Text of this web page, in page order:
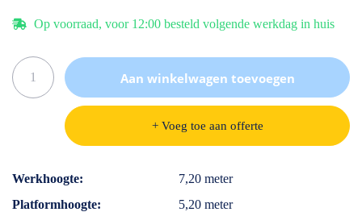
Op voorraad, voor 12:00 besteld volgende werkdag in huis
Aan winkelwagen toevoegen
+ Voeg toe aan offerte
Specificaties
Werkhoogte
7,20 meter
Platformhoogte
5,20 meter